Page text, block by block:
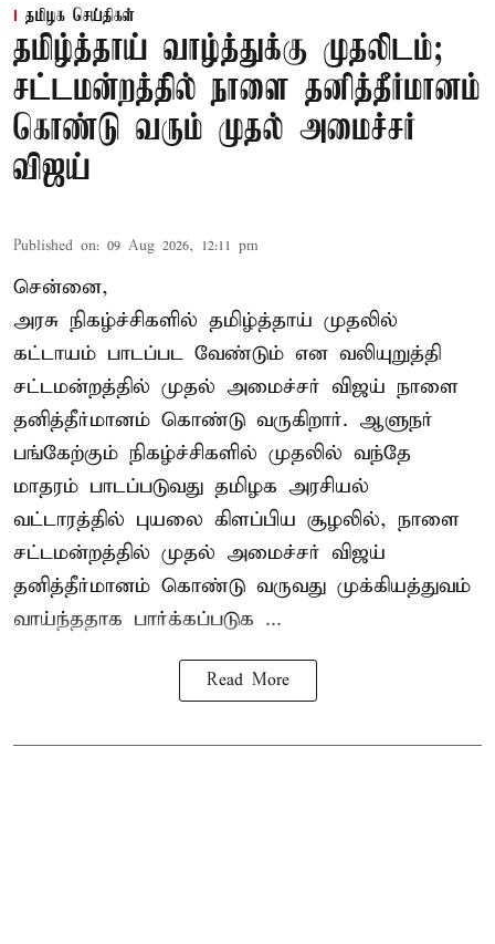
தமிழக செய்திகள்
தமிழ்த்தாய் வாழ்த்துக்கு முதலிடம்;
சட்டமன்றத்தில் நாளை தனித்தீர்மானம்
கொண்டு வரும் முதல் அமைச்சர்
விஜய்
Published on: 09 Aug 2026, 12:11 pm
சென்னை,
அரசு நிகழ்ச்சிகளில் தமிழ்த்தாய் முதலில்
கட்டாயம் பாடப்பட வேண்டும் என வலியுறுத்தி
சட்டமன்றத்தில் முதல் அமைச்சர் விஜய் நாளை
தனித்தீர்மானம் கொண்டு வருகிறார். ஆளுநர்
பங்கேற்கும் நிகழ்ச்சிகளில் முதலில் வந்தே
மாதரம் பாடப்படுவது தமிழக அரசியல்
வட்டாரத்தில் புயலை கிளப்பிய சூழலில், நாளை
சட்டமன்றத்தில் முதல் அமைச்சர் விஜய்
தனித்தீர்மானம் கொண்டு வருவது முக்கியத்துவம்
வாய்ந்ததாக பார்க்கப்படுக ...
Read More